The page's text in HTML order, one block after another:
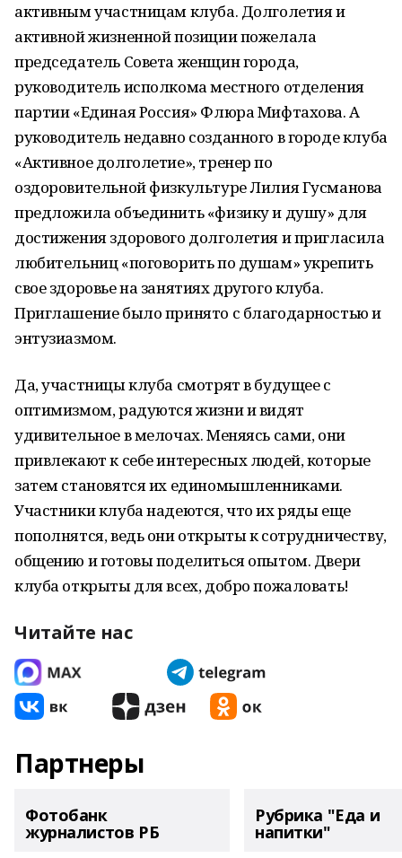
активным участницам клуба. Долголетия и
активной жизненной позиции пожелала
председатель Совета женщин города,
руководитель исполкома местного отделения
партии «Единая Россия» Флюра Мифтахова. А
руководитель недавно созданного в городе клуба
«Активное долголетие», тренер по
оздоровительной физкультуре Лилия Гусманова
предложила объединить «физику и душу» для
достижения здорового долголетия и пригласила
любительниц «поговорить по душам» укрепить
свое здоровье на занятиях другого клуба.
Приглашение было принято с благодарностью и
энтузиазмом.
Да, участницы клуба смотрят в будущее с
оптимизмом, радуются жизни и видят
удивительное в мелочах. Меняясь сами, они
привлекают к себе интересных людей, которые
затем становятся их единомышленниками.
Участники клуба надеются, что их ряды еще
пополнятся, ведь они открыты к сотрудничеству,
общению и готовы поделиться опытом. Двери
клуба открыты для всех, добро пожаловать!
Читайте нас
Партнеры
Фотобанк
журналистов РБ
Рубрика "Еда и
напитки"